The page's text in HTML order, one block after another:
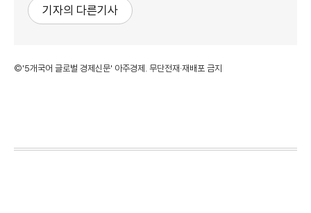
기자의 다른기사
©'5개국어 글로벌 경제신문' 아주경제. 무단전재·재배포 금지